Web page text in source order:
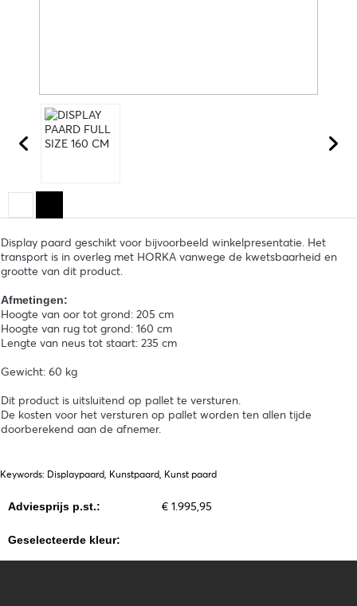
Display paard geschikt voor bijvoorbeeld winkelpresentatie. Het
transport is in overleg met HORKA vanwege de kwetsbaarheid en
grootte van dit product.
Afmetingen:
Hoogte van oor tot grond: 205 cm
Hoogte van rug tot grond: 160 cm
Lengte van neus tot staart: 235 cm
Gewicht: 60 kg
Dit product is uitsluitend op pallet te versturen.
De kosten voor het versturen op pallet worden ten allen tijde
doorberekend aan de afnemer.
Keywords: Displaypaard, Kunstpaard, Kunst paard
Adviesprijs p.st.: € 1.995,95
Geselecteerde kleur: